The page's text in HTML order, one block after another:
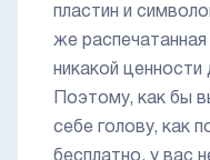
пластин и
же распечатанная
никакой
Поэтому, как бы
себе голову, как